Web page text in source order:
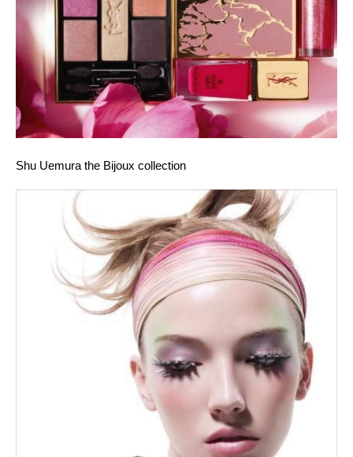
Shu Uemura the Bijoux collection